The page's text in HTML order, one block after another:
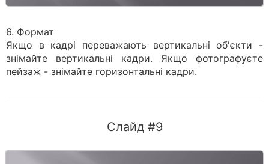
6. Формат
Якщо в кадрі переважають вертикальні об'єкти -
знімайте вертикальні кадри. Якщо фотографуєте
пейзаж - знімайте горизонтальні кадри.
Слайд #9